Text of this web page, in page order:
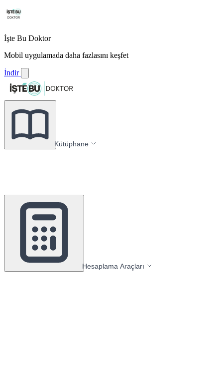
İşte Bu Doktor
Mobil uygulamada daha fazlasını keşfet
İndir
Kütüphane
Hesaplama Araçları